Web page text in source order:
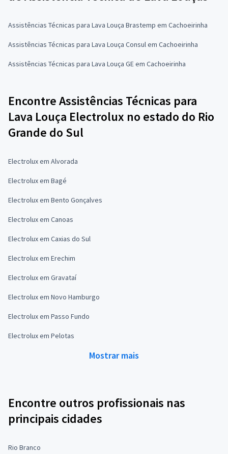
Assistências Técnicas para Lava Louça Brastemp em Cachoeirinha
Assistências Técnicas para Lava Louça Consul em Cachoeirinha
Assistências Técnicas para Lava Louça GE em Cachoeirinha
Encontre Assistências Técnicas para
Lava Louça Electrolux no estado do Rio
Grande do Sul
Electrolux em Alvorada
Electrolux em Bagé
Electrolux em Bento Gonçalves
Electrolux em Canoas
Electrolux em Caxias do Sul
Electrolux em Erechim
Electrolux em Gravataí
Electrolux em Novo Hamburgo
Electrolux em Passo Fundo
Electrolux em Pelotas
Mostrar mais
Encontre outros profissionais nas
principais cidades
Rio Branco